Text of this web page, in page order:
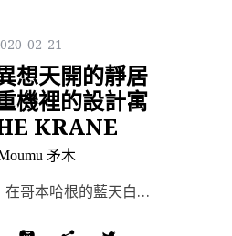
02-21
想天開的靜居
機裡的設計寓
KRANE
矛木
不同層次的黑，在哥本哈根的藍天白雲襯托下，訴說它的曾經，訴說丹麥設計的極簡與功能主義，訴說這片土地未...